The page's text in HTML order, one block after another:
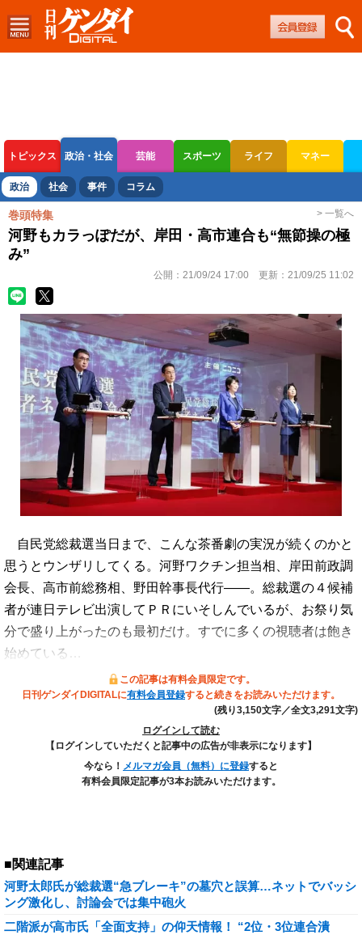
トピックス 政治・社会 芸能 スポーツ ライフ マネー
ボートレース 競輪 オートレース
政治 社会 事件 コラム
巻頭特集 > 一覧へ
河野もカラっぽだが、岸田・高市連合も“無節操の極
み”
公開： 21/09/24 17:00 更新： 21/09/25 11:02
自民党総裁選当日まで、こんな茶番劇の実況が続くのかと
思うとウンザリしてくる。河野ワクチン担当相、岸田前政調
会長、高市前総務相、野田幹事長代行――。総裁選の４候補
者が連日テレビ出演してＰＲにいそしんでいるが、お祭り気
分で盛り上がったのも最初だけ。すでに多くの視聴者は飽き
始めている…
この記事は有料会員限定です。
日刊ゲンダイDIGITALに有料会員登録すると続きをお読みいただけます。
(残り3,150文字／全文3,291文字)
ログインして読む
【ログインしていただくと記事中の広告が非表示になります】
今なら！ メルマガ会員（無料）に登録すると
有料会員限定記事が3本お読みいただけます。
■関連記事
河野太郎氏が総裁選“急ブレーキ”の墓穴と誤算…ネットでバッシ
ング激化し、討論会では集中砲火
二階派が高市氏「全面支持」の仰天情報！ “2位・3位連合潰